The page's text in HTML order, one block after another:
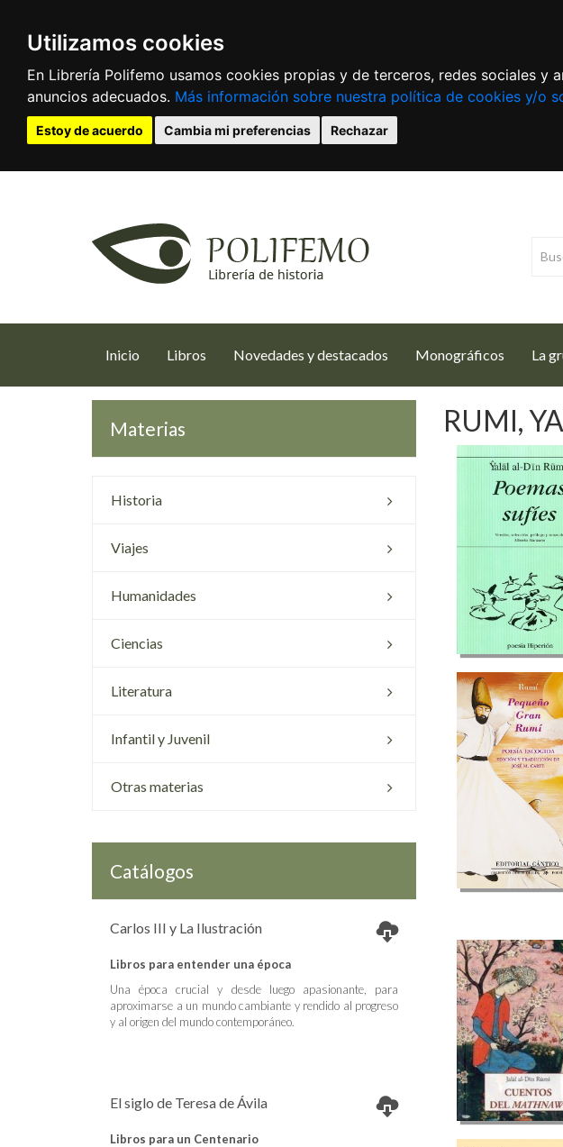
Utilizamos cookies
En Librería Polifemo usamos cookies propias y de terceros, redes sociales
anuncios adecuados. Más información sobre nuestra política de cookies y/o
Estoy de acuerdo Cambia mi preferencias Rechazar
Inicio (current)
Libros Novedades y destacados Monográficos La
Materias
Historia
Viajes
Humanidades
Ciencias
Literatura
Infantil y Juvenil
Otras materias
Catálogos
Carlos III y La Ilustración
Libros para entender una época
Una época crucial y desde luego apasionante, para
aproximarse a un mundo cambiante y rendido al progreso
y al origen del mundo contemporáneo.
El siglo de Teresa de Ávila
Libros para un Centenario
RUMI,